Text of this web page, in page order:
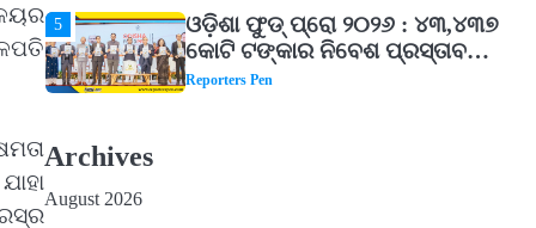
5
ଓଡ଼ିଶା ଫୁଡ୍ ପ୍ରୋ ୨୦୨୬ : ୪୩,୪୩୭
କୋଟି ଟଙ୍କାର ନିବେଶ ପ୍ରସ୍ତାବ
ହାସଲ
Reporters Pen
2
Archives
August 2026